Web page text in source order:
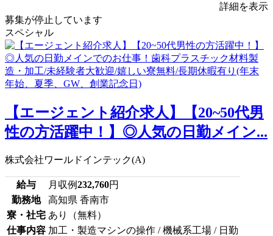
詳細を表示
募集が停止しています
スペシャル
【エージェント紹介求人】【20~50代男
性の方活躍中！】◎人気の日勤メイン...
株式会社ワールドインテック(A)
給与 月収例232,760円
勤務地
高知県 香南市
寮・社宅 あり（無料）
仕事内容 加工・製造マシンの操作 / 機械系工場 / 日勤